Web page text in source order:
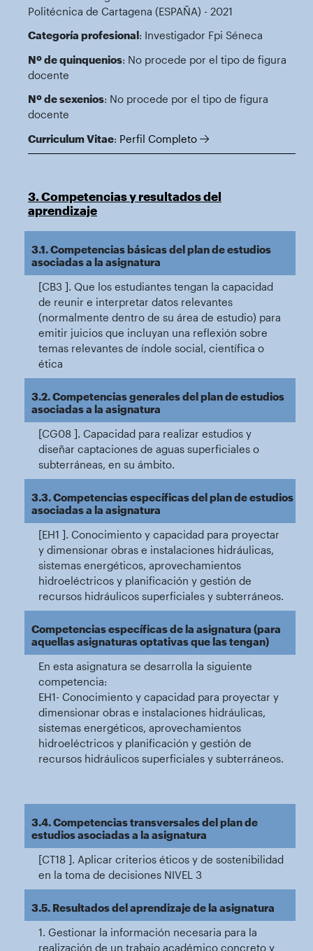
Politécnica de Cartagena (ESPAÑA) - 2021
Categoría profesional: Investigador Fpi Séneca
Nº de quinquenios: No procede por el tipo de figura
docente
Nº de sexenios: No procede por el tipo de figura
docente
Curriculum Vitae: Perfil Completo
3. Competencias y resultados del
aprendizaje
3.1. Competencias básicas del plan de estudios
asociadas a la asignatura
[CB3 ]. Que los estudiantes tengan la capacidad
de reunir e interpretar datos relevantes
(normalmente dentro de su área de estudio) para
emitir juicios que incluyan una reflexión sobre
temas relevantes de índole social, científica o
ética
3.2. Competencias generales del plan de estudios
asociadas a la asignatura
[CG08 ]. Capacidad para realizar estudios y
diseñar captaciones de aguas superficiales o
subterráneas, en su ámbito.
3.3. Competencias específicas del plan de estudios
asociadas a la asignatura
[EH1 ]. Conocimiento y capacidad para proyectar
y dimensionar obras e instalaciones hidráulicas,
sistemas energéticos, aprovechamientos
hidroeléctricos y planificación y gestión de
recursos hidráulicos superficiales y subterráneos.
Competencias específicas de la asignatura (para
aquellas asignaturas optativas que las tengan)
En esta asignatura se desarrolla la siguiente
competencia:
EH1- Conocimiento y capacidad para proyectar y
dimensionar obras e instalaciones hidráulicas,
sistemas energéticos, aprovechamientos
hidroeléctricos y planificación y gestión de
recursos hidráulicos superficiales y subterráneos.
3.4. Competencias transversales del plan de
estudios asociadas a la asignatura
[CT18 ]. Aplicar criterios éticos y de sostenibilidad
en la toma de decisiones NIVEL 3
3.5. Resultados del aprendizaje de la asignatura
1. Gestionar la información necesaria para la
realización de un trabajo académico concreto y